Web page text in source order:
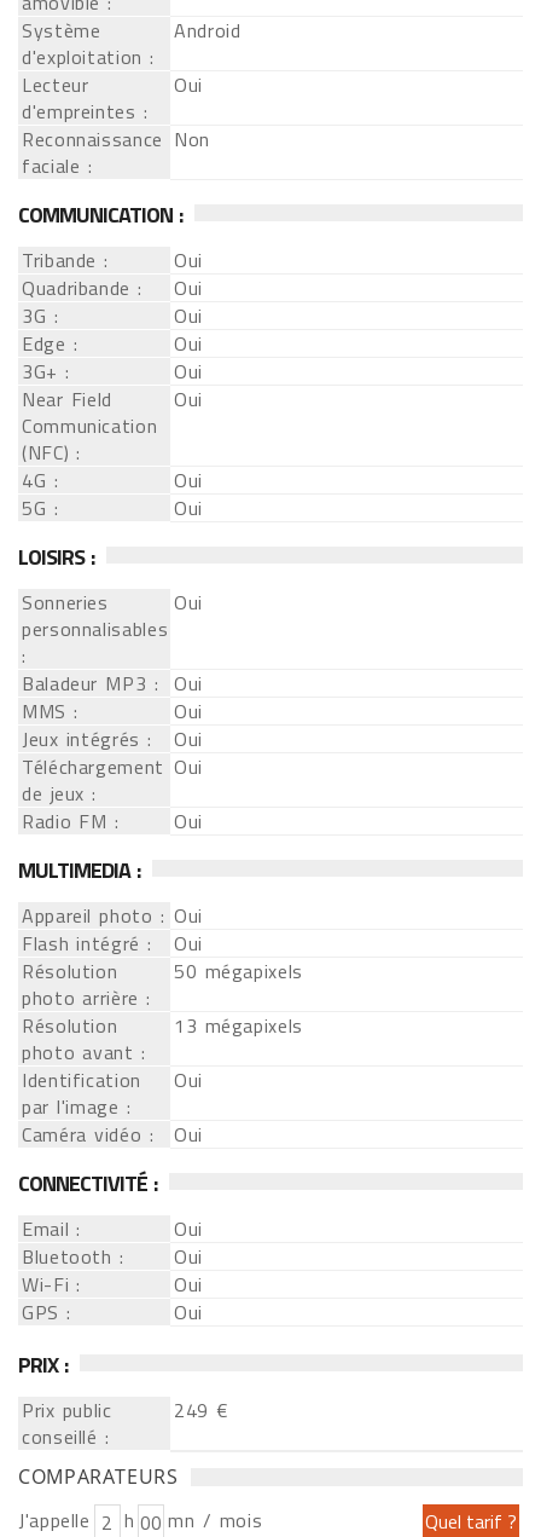
Système
d'exploitation :
Android
Lecteur
d'empreintes :
Oui
Reconnaissance
faciale :
Non
COMMUNICATION :
Tribande :
Oui
Quadribande :
Oui
3G :
Oui
Edge :
Oui
3G+ :
Oui
Near Field
Communication
(NFC) :
Oui
4G :
Oui
5G :
Oui
LOISIRS :
Sonneries
personnalisables
:
Oui
Baladeur MP3 : Oui
MMS :
Oui
Jeux intégrés :
Oui
Téléchargement
de jeux :
Oui
Radio FM :
Oui
MULTIMEDIA :
Appareil photo : Oui
Flash intégré :
Oui
Résolution
photo arrière :
50 mégapixels
Résolution
photo avant :
13 mégapixels
Identification
par l'image :
Oui
Caméra vidéo :
Oui
CONNECTIVITÉ :
Email :
Oui
Bluetooth :
Oui
Wi-Fi :
Oui
GPS :
Oui
PRIX :
Prix public
conseillé :
249 €
COMPARATEURS
J'appelle h
mn / mois